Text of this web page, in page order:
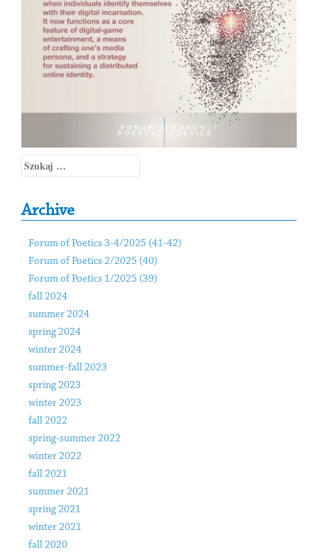
Szukaj:
Archive
Forum of Poetics 3-4/2025 (41-42)
Forum of Poetics 2/2025 (40)
Forum of Poetics 1/2025 (39)
fall 2024
summer 2024
spring 2024
winter 2024
summer-fall 2023
spring 2023
winter 2023
fall 2022
spring-summer 2022
winter 2022
fall 2021
summer 2021
spring 2021
winter 2021
fall 2020